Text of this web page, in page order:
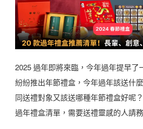
單
請
收
藏
！
〉
！
超
創
意
「
2
0
2
2025 過年即將來臨，今年過年提早了
紛紛推出年節禮盒，今年過年該送什
同送禮對象又該送哪種年節禮盒好呢
過年禮盒清單，需要送禮靈感的人請